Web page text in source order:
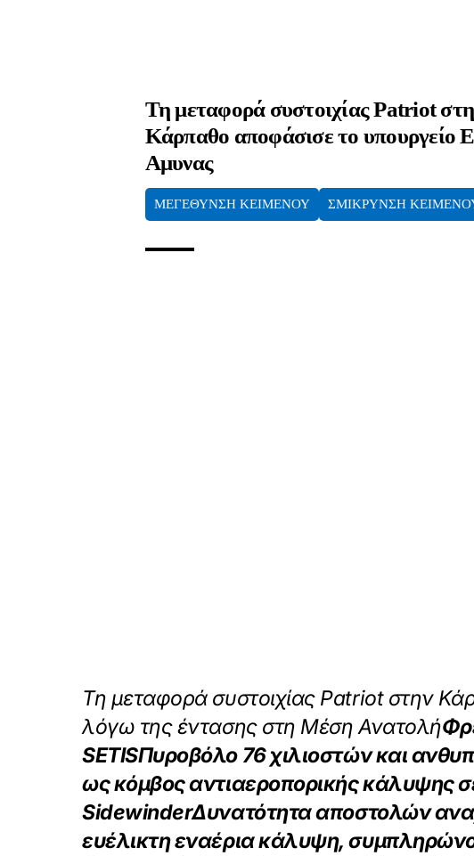
Τη μεταφορά συστοιχίας Patriot
Κάρπαθο αποφάσισε το υπουργείο
Αμυνας
ΜΕΓΕΘΥΝΣΗ ΚΕΙΜΕΝΟΥ ΣΜΙΚΡΥΝΣΗ
Τη μεταφορά συστοιχίας Patriot στην
λόγω της έντασης στη Μέση Ανατολή
SETISΠυροβόλο 76 χιλιοστών και
ως κόμβος αντιαεροπορικής κάλυψης
SidewinderΔυνατότητα αποστολών
ευέλικτη εναέρια κάλυψη,